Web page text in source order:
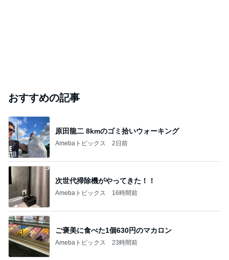
おすすめの記事
原田龍二 8kmのゴミ拾いウォーキング
Amebaトピックス 2日前
次世代掃除機がやってきた！！
Amebaトピックス 16時間前
ご褒美に食べた1個630円のマカロン
Amebaトピックス 23時間前